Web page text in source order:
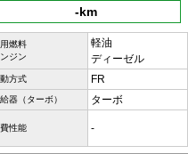
-km
燃料
ジン
軽油
ディーゼル
方式 FR
器（ターボ） ターボ
性能 -